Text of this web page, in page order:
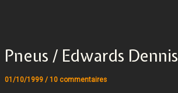
Pneus / Edwards Dennis
01/10/1999 / 10 commentaires